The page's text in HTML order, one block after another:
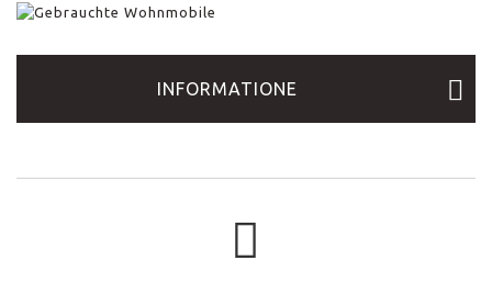
INFORMATIONE